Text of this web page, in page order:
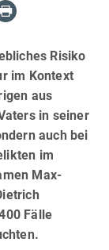
Risiko
im Kontext
aus
in seiner
auch bei
im
Max-
Fälle